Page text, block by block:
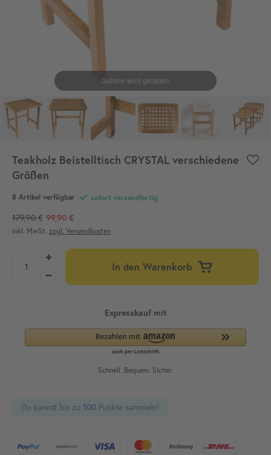
Teakholz Beistelltisch CRYSTAL verschiedene
Größen
8 Artikel verfügbar sofort versandfertig
179,90 € 99,90 €
inkl. MwSt. zzgl. Versandkosten
In den Warenkorb
Du kannst bis zu 100 Punkte sammeln!